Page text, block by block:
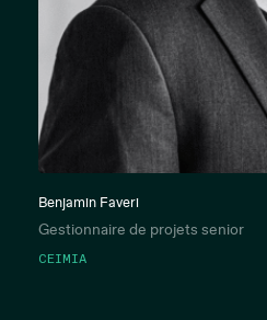
Benjamin Faveri
Gestionnaire de projets senior
CEIMIA